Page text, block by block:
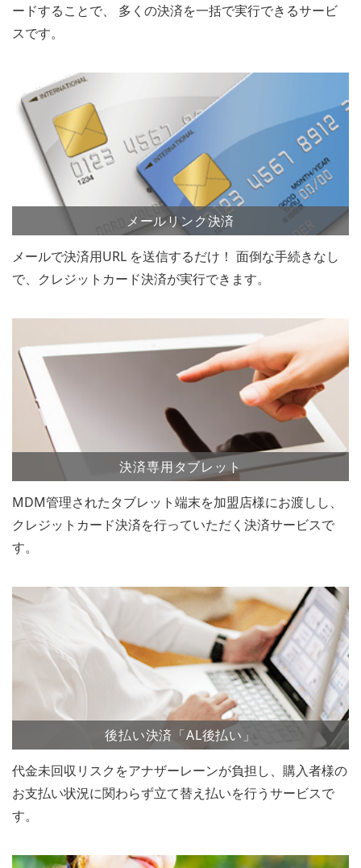
ードすることで、 多くの決済を一括で実行できるサービ
スです。
メールリンク決済
メールで決済用URL を送信するだけ！ 面倒な手続きなし
で、クレジットカード決済が実行できます。
決済専用タブレット
MDM管理されたタブレット端末を加盟店様にお渡しし、
クレジットカード決済を行っていただく決済サービスで
す。
後払い決済「AL後払い」
代金未回収リスクをアナザーレーンが負担し、購入者様の
お支払い状況に関わらず立て替え払いを行うサービスで
す。